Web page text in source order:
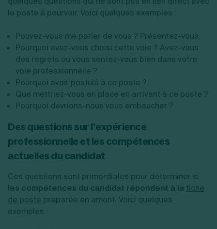
le poste à pourvoir. Voici quelques exemples :
Pouvez-vous me parler de vous ? Présentez-vous.
Pourquoi avez-vous choisi cette voie ? Avez-vous
des regrets ou vous sentez-vous bien dans votre
voie professionnelle ?
Pourquoi avoir postulé à ce poste ?
Que mettriez-vous en place en arrivant à ce poste ?
Pourquoi devrions-nous vous embaucher ?
Des questions sur l’expérience
professionnelle et les compétences
actuelles du candidat
Ces questions sont primordiales pour déterminer si
les compétences du candidat répondent à la fiche
de poste préparée en amont. Voici quelques
exemples :